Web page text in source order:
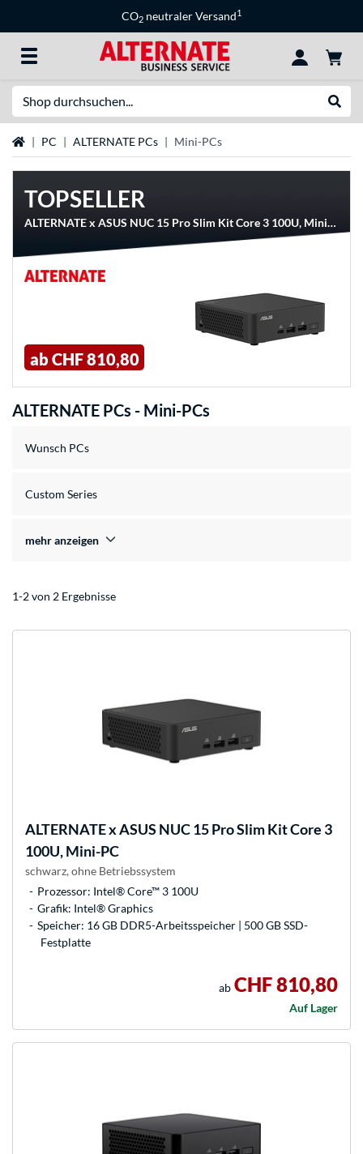
CO2 neutraler Versand1
Startseite
PC ALTERNATE PCs Mini-PCs
TOPSELLER
ALTERNATE x ASUS NUC 15 Pro Slim Kit Core 3 100U, Mini-PC
ab CHF 810,80
ALTERNATE PCs - Mini-PCs
Wunsch PCs
Custom Series
mehr anzeigen
1-2 von 2 Ergebnisse
ALTERNATEx ASUS NUC 15 Pro Slim Kit Core 3
100U, Mini-PC
schwarz, ohne Betriebssystem
Prozessor: Intel® Core™ 3 100U
Grafik: Intel® Graphics
Speicher: 16 GB DDR5-Arbeitsspeicher | 500 GB SSD-
Festplatte
ab CHF 810,80
Auf Lager